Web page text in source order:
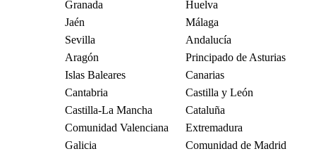
Granada
Huelva
Jaén
Málaga
Sevilla
Andalucía
Aragón
Principado de Asturias
Islas Baleares
Canarias
Cantabria
Castilla y León
Castilla-La Mancha
Cataluña
Comunidad Valenciana
Extremadura
Galicia
Comunidad de Madrid